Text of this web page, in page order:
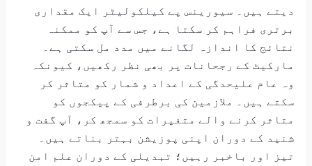
دیتے ہیں۔ سیورینس پے کیلکولیٹر ایک مقداری
برتری فراہم کر سکتا ہے، جس سے آپ کو ممکنہ
نتائج کا اندازہ لگانے میں مدد مل سکتی ہے۔
مارکیٹ کے رجحانات پر بھی نظر رکھیں، کیونکہ
وہ عام علیحدگی کے اعداد و شمار کو متاثر کر
سکتے ہیں۔ ملازمین کی برطرفی کے پیکجوں کو
متاثر کرنے والے متغیرات کو سمجھ کر، آپ گفت و
شنید کے دوران اپنی پوزیشن بہتر بناتے ہیں۔
تیز اور باخبر رہیں؛ تبدیلی کے دوران علم امن